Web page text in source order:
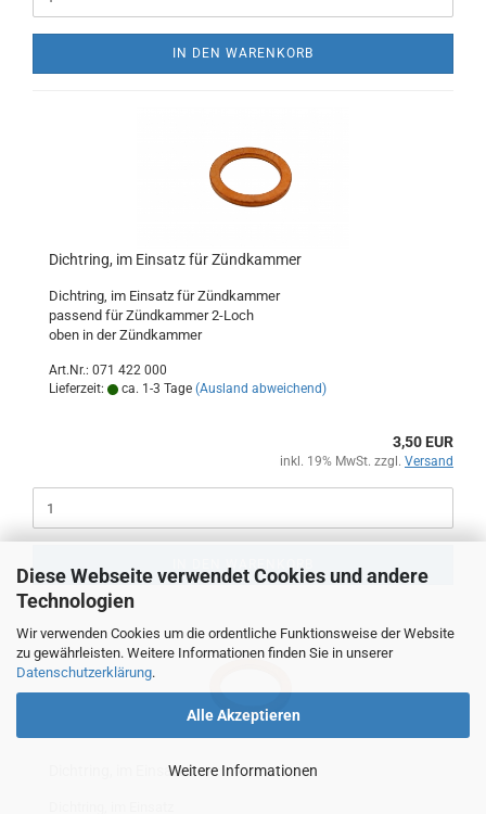
Diese Webseite verwendet Cookies und andere
Technologien
Wir verwenden Cookies um die ordentliche Funktionsweise der Website
zu gewährleisten. Weitere Informationen finden Sie in unserer
Datenschutzerklärung.
Alle Akzeptieren
Weitere Informationen
IN DEN WARENKORB
Dichtring, im Einsatz für Zündkammer
Dichtring, im Einsatz für Zündkammer
passend für Zündkammer 2-Loch
oben in der Zündkammer
Art.Nr.: 071 422 000
Lieferzeit:
ca. 1-3 Tage (Ausland abweichend)
3,50 EUR
inkl. 19% MwSt. zzgl. Versand
IN DEN WARENKORB
Dichtring, im Einsatz